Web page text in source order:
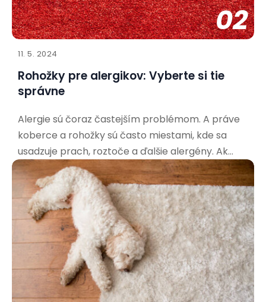
02
11. 5. 2024
Rohožky pre alergikov: Vyberte si tie
správne
Alergie sú čoraz častejším problémom. A práve
koberce a rohožky sú často miestami, kde sa
usadzuje prach, roztoče a ďalšie alergény. Ak
trpíte alergiami, výber správnej rohožky je kľúčový
pre vaše zdravie a pohodu. Aké materiály sú
najvhodnejšie pre alergikov? Pri výbere rohožky
pre alergikov